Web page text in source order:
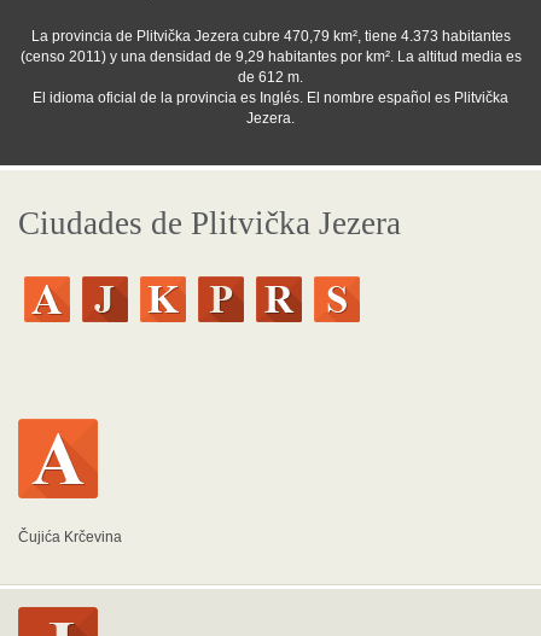
La provincia de Plitvička Jezera cubre 470,79 km², tiene 4.373 habitantes
(censo 2011) y una densidad de 9,29 habitantes por km². La altitud media es
de 612 m.
El idioma oficial de la provincia es Inglés. El nombre español es Plitvička
Jezera.
Ciudades de Plitvička Jezera
Čujića Krčevina